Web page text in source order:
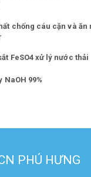
chống cáu cặn và ăn
FeSO4 xử lý nước thải
NaOH 99%
PHÚ HƯNG